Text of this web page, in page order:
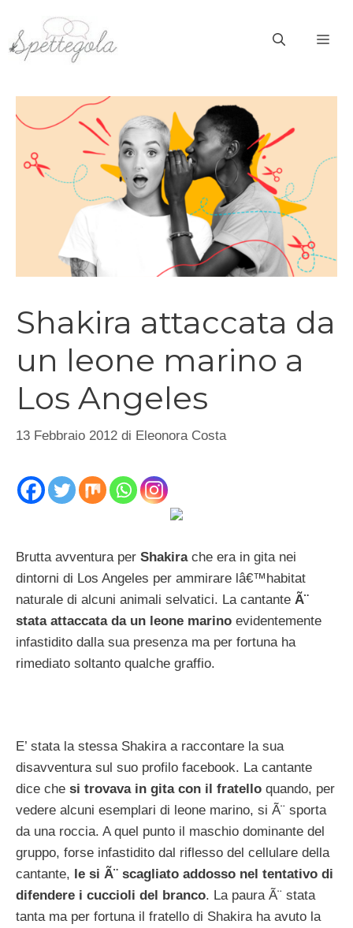
contenuto
Shakira attaccata da
un leone marino a
Los Angeles
13 Febbraio 2012 di Eleonora Costa
Brutta avventura per Shakirache era in gita nei
dintorni di Los Angeles per ammirare lâ€™habitat
naturale di alcuni animali selvatici. La cantante Ã¨
stata attaccata da un leone marino evidentemente
infastidito dalla sua presenza ma per fortuna ha
rimediato soltanto qualche graffio.
E’ stata la stessa Shakira a raccontare la sua
disavventura sul suo profilo facebook. La cantante
dice che si trovava in gita con il fratello quando, per
vedere alcuni esemplari di leone marino, si Ã¨ sporta
da una roccia. A quel punto il maschio dominante del
gruppo, forse infastidito dal riflesso del cellulare della
cantante, le si Ã¨ scagliato addosso nel tentativo di
difendere i cuccioli del branco. La paura Ã¨ stata
tanta ma per fortuna il fratello di Shakira ha avuto la